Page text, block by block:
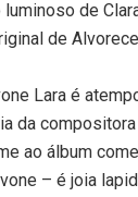
de
de
Lara é
da
ao álbum
– é joia